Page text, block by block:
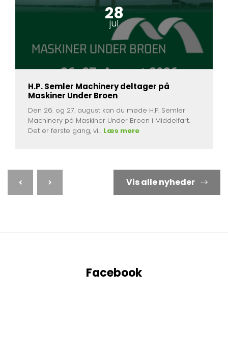
28
jul
H.P. Semler Machinery deltager på
Maskiner Under Broen
Den 26. og 27. august kan du møde H.P. Semler
Machinery på Maskiner Under Broen i Middelfart.
Det er første gang, vi... Læs mere
Vis alle nyheder
Facebook